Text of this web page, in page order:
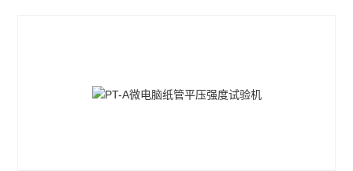
霍尔效应测试仪